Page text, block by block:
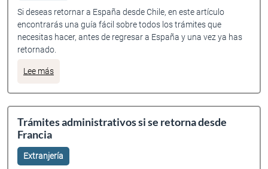
Si deseas retornar a España desde Chile, en este artículo
encontrarás una guía fácil sobre todos los trámites que
necesitas hacer, antes de regresar a España y una vez ya has
retornado.
Lee mássobre Trámites administrativos si se retorna desde Chile
Trámites administrativos si se retorna desde
Francia
Extranjería